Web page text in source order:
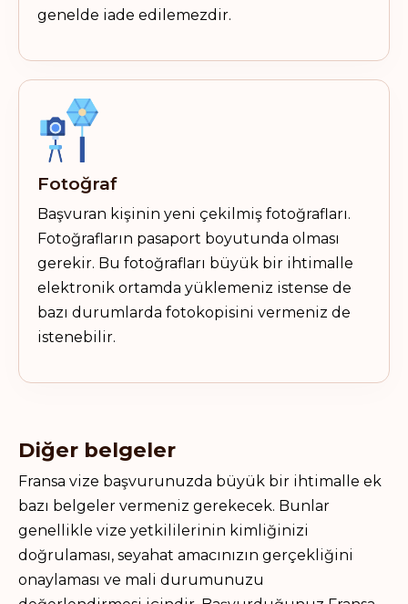
genelde iade edilemezdir.
Fotoğraf
Başvuran kişinin yeni çekilmiş fotoğrafları.
Fotoğrafların pasaport boyutunda olması
gerekir. Bu fotoğrafları büyük bir ihtimalle
elektronik ortamda yüklemeniz istense de
bazı durumlarda fotokopisini vermeniz de
istenebilir.
Diğer belgeler
Fransa vize başvurunuzda büyük bir ihtimalle ek
bazı belgeler vermeniz gerekecek. Bunlar
genellikle vize yetkililerinin kimliğinizi
doğrulaması, seyahat amacınızın gerçekliğini
onaylaması ve mali durumunuzu